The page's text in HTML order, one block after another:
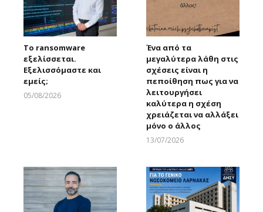
Το ransomware
εξελίσσεται.
Εξελισσόμαστε και
εμείς;
05/08/2026
Ένα από τα
μεγαλύτερα λάθη στις
σχέσεις είναι η
πεποίθηση πως για να
λειτουργήσει
καλύτερα η σχέση
χρειάζεται να αλλάξει
μόνο ο άλλος
13/07/2026